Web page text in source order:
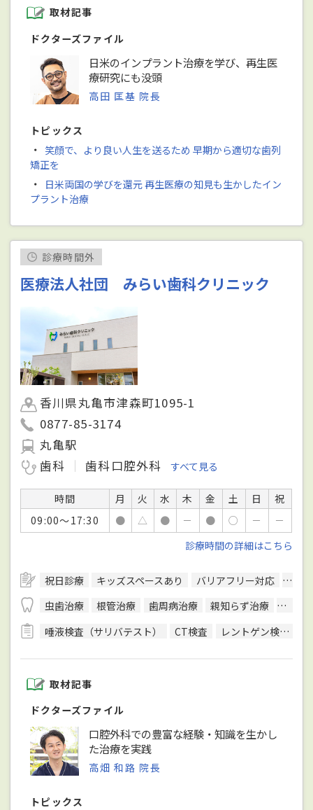
取材記事
ドクターズファイル
日米のインプラント治療を学び、再生医
療研究にも没頭
高田 匡基 院長
トピックス
・ 笑顔で、より良い人生を送るため 早期から適切な歯列
矯正を
・
日米両国の学びを還元 再生医療の知見も生かしたイン
プラント治療
診療時間外
医療法人社団 みらい歯科クリニック
香川県丸亀市津森町1095-1
0877-85-3174
丸亀駅
歯科
歯科口腔外科 すべて見る
時間 月 火 水 木 金 土 日
祝
09:00～17:30
● △ ● － ● ○ －
－
診療時間の詳細はこちら
祝日診療 キッズスペースあり バリアフリー対応
駐車
虫歯治療
根管治療 歯周病治療 親知らず治療
顎関
唾液検査（サリバテスト）
CT検査 レントゲン検査
取材記事
ドクターズファイル
口腔外科での豊富な経験・知識を生かし
た治療を実践
高畑 和路 院長
トピックス